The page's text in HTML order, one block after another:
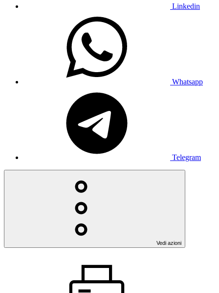
Linkedin
Whatsapp
Telegram
Vedi azioni